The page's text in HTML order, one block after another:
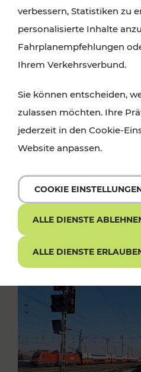
verbessern, Statistiken zu
personalisierte Inhalte
Fahrplanempfehlungen
Ihrem Verkehrsverbund.
Sie können entscheiden,
zulassen möchten. Ihre
jederzeit in den Cookie-
Website anpassen.
COOKIE
ALLE DIENSTE
ALLE DIENSTE